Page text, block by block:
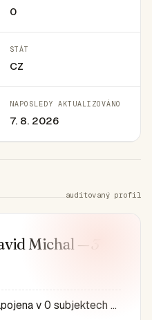
0
STÁT
CZ
NAPOSLEDY AKTUALIZOVÁNO
7. 8. 2026
auditovaný profil
Michal — 3
Osoba je aktivně zapojena v 0 subjektech a má 0 historic…